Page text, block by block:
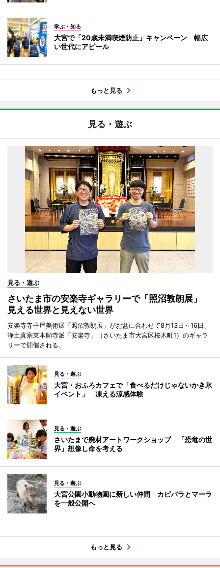
学ぶ・知る
大宮で「20歳未満喫煙防止」キャンペーン 幅広
い世代にアピール
もっと見る
見る・遊ぶ
見る・遊ぶ
さいたま市の安楽寺ギャラリーで「照沼敦朗展」
見える世界と見えない世界
安楽寺寺子屋美術展「照沼敦朗展」がお盆に合わせて8月13日～16日、
浄土真宗東本願寺派「安楽寺」（さいたま市大宮区桜木町1）のギャラ
リーで開催される。
見る・遊ぶ
大宮・おふろカフェで「食べるだけじゃないかき氷
イベント」 凍える涼感体験
見る・遊ぶ
さいたまで廃材アートワークショップ 「恐竜の世
界」想像し命を考える
見る・遊ぶ
大宮公園小動物園に新しい仲間 カピバラとマーラ
を一般公開へ
もっと見る